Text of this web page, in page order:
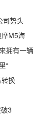
司势头
M5海
拥有一辆
“
换
3